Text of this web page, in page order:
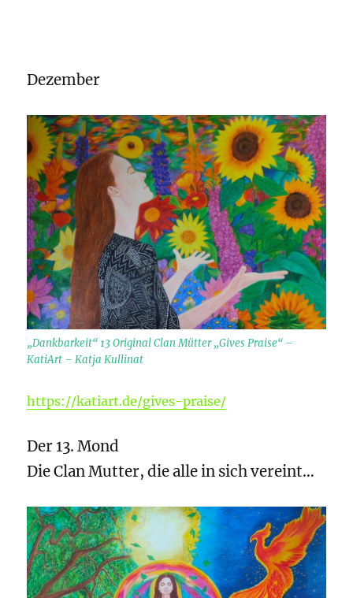
Dezember
„Dankbarkeit“ 13 Original Clan Mütter „Gives Praise“ –
KatiArt – Katja Kullinat
https://katiart.de/gives-praise/
Der 13. Mond
Die Clan Mutter, die alle in sich vereint…